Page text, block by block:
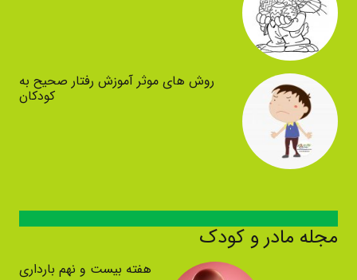
روش های موثر آموزش رفتار صحیح به
کودکان
مجله مادر و کودک
هفته بیست و نهم بارداری